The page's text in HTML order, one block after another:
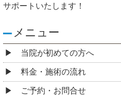
サポートいたします！
メニュー
当院が初めての方へ
料金・施術の流れ
ご予約・お問合せ